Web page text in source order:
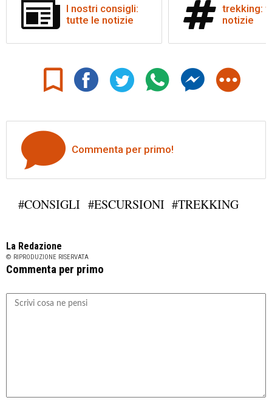
I nostri consigli:
tutte le notizie
trekking:
notizie
Commenta per primo!
#CONSIGLI #ESCURSIONI #TREKKING
La Redazione
© RIPRODUZIONE RISERVATA
Commenta per primo